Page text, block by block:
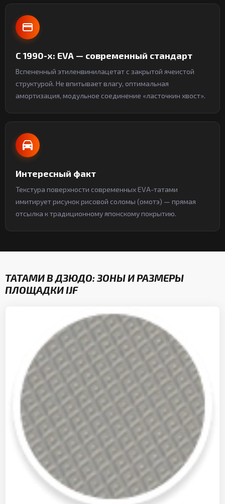
С 1990-х: EVA — современный стандарт
Вспененный этиленвинилацетат с закрытой ячеистой
структурой. Не впитывает влагу, оптимальная
амортизация, модульное соединение «ласточкин хвост».
Интересный факт
Текстура поверхности современных EVA-татами
имитирует рисунок рисовой соломы (омотэ) — прямая
отсылка к традиционному японскому покрытию.
ТАТАМИ В ДЗЮДО: ЗОНЫ И РАЗМЕРЫ
ПЛОЩАДКИ IJF